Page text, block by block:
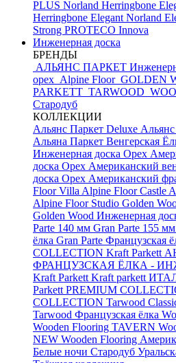
PLUS Norland Herringbone
Herringbone Elegant Norland
Strong PROTECO Innova
Инженерная доска
БРЕНДЫ
АЛЬЯНС ПАРКЕТ
орех Alpine Floor GOLDEN
PARKETT TARWOOD
Стародуб
КОЛЛЕКЦИИ
Альянс Паркет Deluxe
Альяна Паркет Венгерская
Инженерная доска Орех
доска Орех Американский
доска Орех Американский
Floor Villa Alpine Floor Castle
Alpine Floor Studio Golden
Golden Wood Инженерная
Parte 140 мм Gran Parte 155 мм
ёлка Gran Parte Французская
COLLECTION Kraft
ФРАНЦУЗСКАЯ ЁЛКА -
Kraft Parkett Kraft parkett
Parkett PREMIUM
COLLECTION Tarwood
Tarwood Французская ёлка
Wooden Flooring TAVERN
NEW Wooden Flooring
Белые ночи Стародуб